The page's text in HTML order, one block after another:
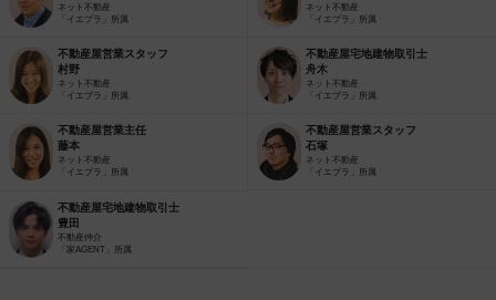
ネット不動産
「イエプラ」所属
ネット不動産
「イエプラ」所属
不動産屋営業スタッフ
村野
ネット不動産
「イエプラ」所属
不動産屋宅地建物取引士
舟木
ネット不動産
「イエプラ」所属
不動産屋営業主任
藤本
ネット不動産
「イエプラ」所属
不動産屋営業スタッフ
石塚
ネット不動産
「イエプラ」所属
不動産屋宅地建物取引士
豊田
不動産仲介
「家AGENT」所属